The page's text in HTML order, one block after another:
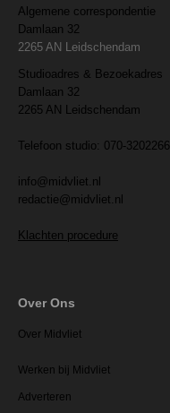
Algemene correspondentie
Damlaan 32
2265 AN Leidschendam
Studioadres & Bezoekadres
Damlaan 32
2265 AN Leidschendam
Telefoon studio: 070-3202266
info@midvliet.nl
redactie@midvliet.nl
Klachten procedure
Over Ons
Over Midvliet
Werken bij Midvliet
Adverteren